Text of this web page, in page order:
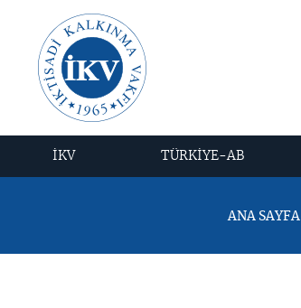
İKV TÜRKİYE-AB
ANA